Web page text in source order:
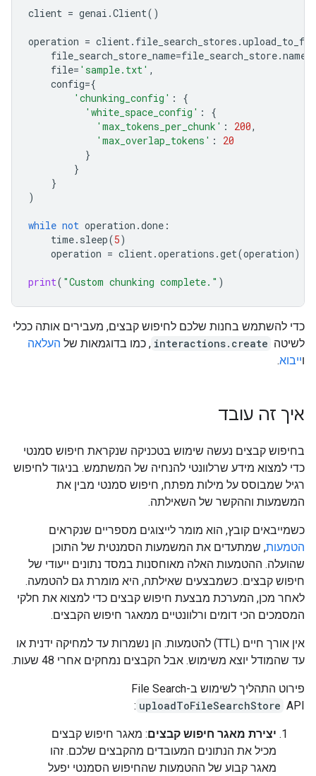
client = genai .Client()
operation = client. file_search_stores .
file_search_store_name=file_search_store.name
file= 'sample.txt' ,
config={
'chunking_config' :
{
'white_space_config' :
{
'max_tokens_per_chunk' : 200,
'max_overlap_tokens' :
20
}
}
}
)
while not operation .done :
time. sleep(5)
operation = client.operations .get(operation)
print( "Custom chunking complete." )
כדי להשתמש בחנות שלכם לחיפוש קבצים, מעבירים אותה ככלי
לשיטה interactions.create , כמו בדוגמאות של העלאה
וייבוא.
איך זה עובד
בחיפוש קבצים נעשה שימוש בטכניקה שנקראת חיפוש סמנטי
כדי למצוא מידע שרלוונטי להנחיה של המשתמש. בניגוד לחיפוש
רגיל שמבוסס על מילות מפתח, חיפוש סמנטי מבין את
המשמעות וההקשר של השאילתה.
כשמייבאים קובץ, הוא מומר לייצוגים מספריים שנקראים
הטמעות, שמתעדים את המשמעות הסמנטית של התוכן
שהועלה. ההטמעות האלה מאוחסנות במסד נתונים ייעודי של
חיפוש קבצים. כשמבצעים שאילתה, היא מומרת גם להטמעה.
לאחר מכן, המערכת מבצעת חיפוש קבצים כדי למצוא את חלקי
המסמכים הכי דומים ורלוונטיים ממאגר חיפוש הקבצים.
אין אורך חיים (TTL) להטמעות. הן נשמרות עד למחיקה ידנית או
עד שהמודל יוצא משימוש. אבל הקבצים נמחקים אחרי 48 שעות.
פירוט התהליך לשימוש ב-File Search
uploadToFileSearchStore API:
יצירת מאגר חיפוש קבצים: מאגר חיפוש קבצים
מכיל את הנתונים המעובדים מהקבצים שלכם. זהו
מאגר קבוע של ההטמעות שהחיפוש הסמנטי יפעל